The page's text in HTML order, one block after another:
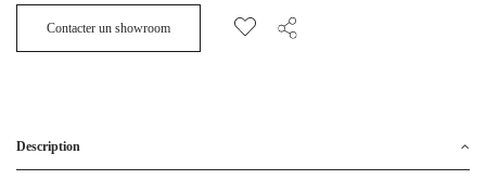
Contacter un showroom
Description